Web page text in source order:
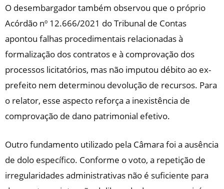
O desembargador também observou que o próprio
Acórdão nº 12.666/2021 do Tribunal de Contas
apontou falhas procedimentais relacionadas à
formalização dos contratos e à comprovação dos
processos licitatórios, mas não imputou débito ao ex-
prefeito nem determinou devolução de recursos. Para
o relator, esse aspecto reforça a inexistência de
comprovação de dano patrimonial efetivo.
Outro fundamento utilizado pela Câmara foi a ausência
de dolo específico. Conforme o voto, a repetição de
irregularidades administrativas não é suficiente para